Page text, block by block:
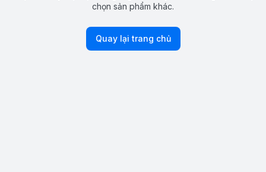
chọn sản phẩm khác.
Quay lại trang chủ